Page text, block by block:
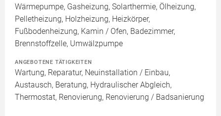
Wärmepumpe, Gasheizung, Solarthermie, Ölheizung,
Pelletheizung, Holzheizung, Heizkörper,
Fußbodenheizung, Kamin / Ofen, Badezimmer,
Brennstoffzelle, Umwälzpumpe
ANGEBOTENE TÄTIGKEITEN
Wartung, Reparatur, Neuinstallation / Einbau,
Austausch, Beratung, Hydraulischer Abgleich,
Thermostat, Renovierung, Renovierung / Badsanierung